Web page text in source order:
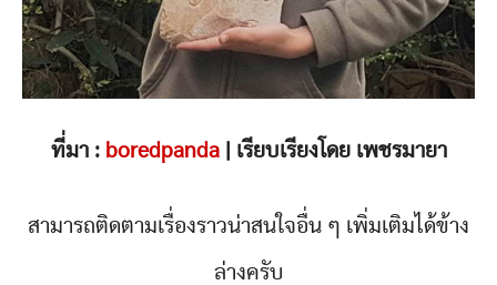
ที่มา : boredpanda| เรียบเรียงโดย เพชรมายา
สามารถติดตามเรื่องราวน่าสนใจอื่น ๆ เพิ่มเติมได้ข้าง
ล่างครับ